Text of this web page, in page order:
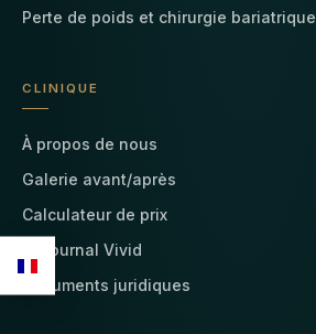
Perte de poids et chirurgie bariatrique
CLINIQUE
À propos de nous
Galerie avant/après
Calculateur de prix
Le journal Vivid
Documents juridiques